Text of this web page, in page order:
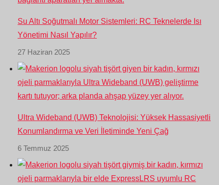
Su Altı Soğutmalı Motor Sistemleri: RC Teknelerde Isı
Yönetimi Nasıl Yapılır?
27 Haziran 2025
Ultra Wideband (UWB) Teknolojisi: Yüksek Hassasiyetli
Konumlandırma ve Veri İletiminde Yeni Çağ
6 Temmuz 2025